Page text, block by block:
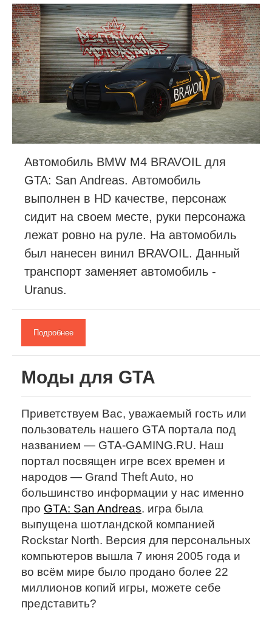
Автомобиль BMW M4 BRAVOIL для
GTA: San Andreas. Автомобиль
выполнен в HD качестве, персонаж
сидит на своем месте, руки персонажа
лежат ровно на руле. На автомобиль
был нанесен винил BRAVOIL. Данный
транспорт заменяет автомобиль -
Uranus.
Подробнее
Моды для GTA
Приветствуем Вас, уважаемый гость или
пользователь нашего GTA портала под
названием — GTA-GAMING.RU. Наш
портал посвящен игре всех времен и
народов — Grand Theft Auto, но
большинство информации у нас именно
про GTA: San Andreas. игра была
выпущена шотландской компанией
Rockstar North. Версия для персональных
компьютеров вышла 7 июня 2005 года и
во всём мире было продано более 22
миллионов копий игры, можете себе
представить?